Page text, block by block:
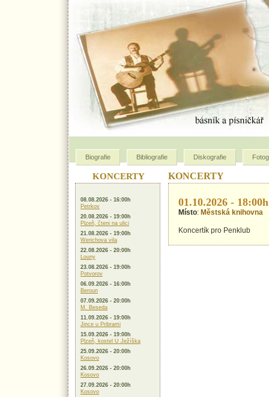
Biografie Bibliografie Diskografie
KONCERTY
01.10.2026 - 18:00h
Místo: Městská knihovna
Koncertík pro Penklub
KONCERTY
08.08.2026 - 16:00h
Petrkov
20.08.2026 - 19:00h
Plzeň, čteni na ulici
21.08.2026 - 19:00h
Werichova vila
22.08.2026 - 20:00h
Louny
23.08.2026 - 19:00h
Potvorov
06.09.2026 - 16:00h
Beroun
07.09.2026 - 20:00h
M. Beseda
11.09.2026 - 19:00h
Jince u Pribrami
15.09.2026 - 19:00h
Plzeň, kostel U Ježíška
25.09.2026 - 20:00h
Kosovo
26.09.2026 - 20:00h
Kosovo
27.09.2026 - 20:00h
Kosovo